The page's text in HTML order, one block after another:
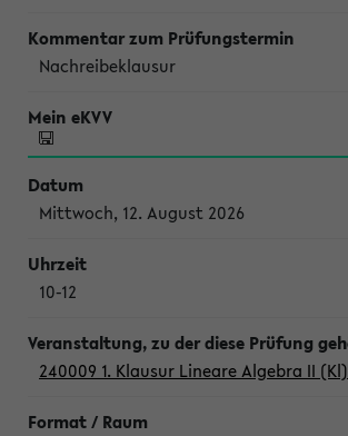
Nachreibeklausur
Mittwoch, 12. August 2026
10-12
240009 1. Klausur Lineare Algebra II (Kl)